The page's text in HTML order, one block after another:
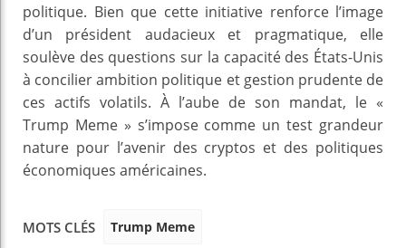
politique. Bien que cette initiative renforce l’image
d’un président audacieux et pragmatique, elle
soulève des questions sur la capacité des États-Unis
à concilier ambition politique et gestion prudente de
ces actifs volatils. À l’aube de son mandat, le «
Trump Meme » s’impose comme un test grandeur
nature pour l’avenir des cryptos et des politiques
économiques américaines.
MOTS CLÉS Trump Meme